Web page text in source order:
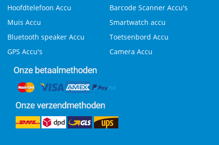
Hoofdtelefoon Accu
Barcode Scanner Accu's
Muis Accu
Smartwatch accu
Bluetooth speaker Accu
Toetsenbord Accu
GPS Accu's
Camera Accu